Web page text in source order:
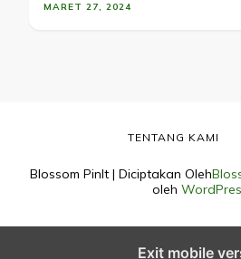
MARET 27, 2024
Blossom PinIt | Diciptakan Oleh
oleh
TENTANG KAMI
Exit mobile